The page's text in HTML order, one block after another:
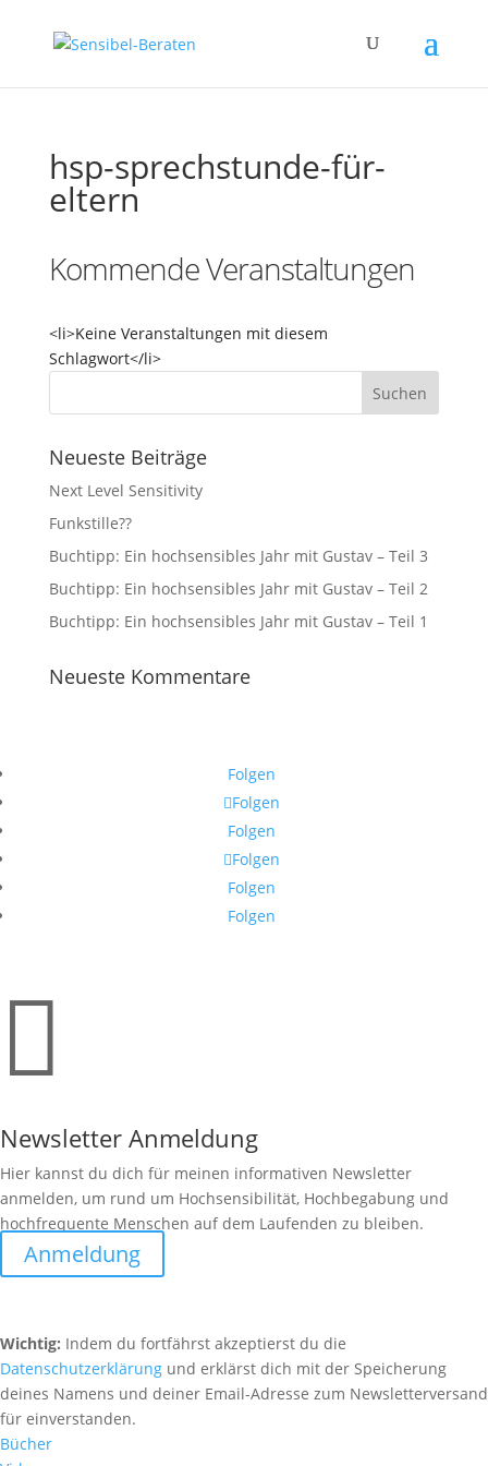
hsp-sprechstunde-für-
eltern
Kommende Veranstaltungen
<li>Keine Veranstaltungen mit diesem
Schlagwort</li>
Neueste Beiträge
Next Level Sensitivity
Funkstille??
Buchtipp: Ein hochsensibles Jahr mit Gustav – Teil 3
Buchtipp: Ein hochsensibles Jahr mit Gustav – Teil 2
Buchtipp: Ein hochsensibles Jahr mit Gustav – Teil 1
Neueste Kommentare
Folgen
Folgen
Folgen
Folgen
Folgen
Folgen

Newsletter Anmeldung
Hier kannst du dich für meinen informativen Newsletter
anmelden, um rund um Hochsensibilität, Hochbegabung und
hochfrequente Menschen auf dem Laufenden zu bleiben.
Anmeldung
Wichtig: Indem du fortfährst akzeptierst du die
Datenschutzerklärung und erklärst dich mit der Speicherung
deines Namens und deiner Email-Adresse zum Newsletterversand
für einverstanden.
Bücher